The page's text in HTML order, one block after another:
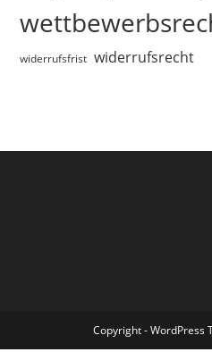
widerrufsfrist widerrufsrecht
Copyright - WordPress